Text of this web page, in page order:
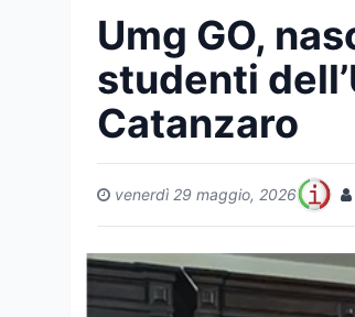
Umg GO,
studenti
Catanzaro
venerdì 29 maggio, 2026